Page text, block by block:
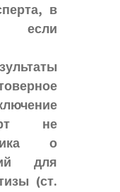
в
не
о
для
(ст.